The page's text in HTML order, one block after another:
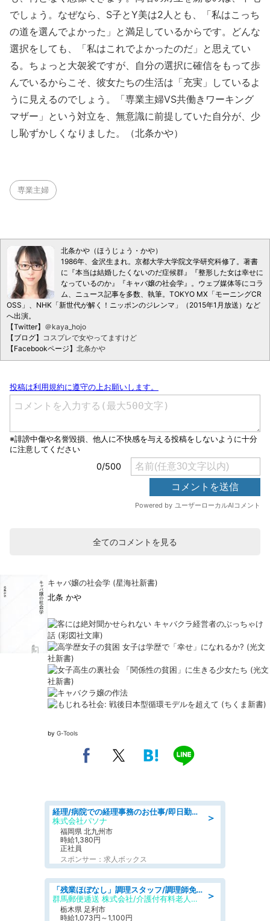
でしょう。なぜなら、S子とY美は2人とも、「私はこっち
の道を選んでよかった」と満足しているからです。どんな
選択をしても、「私はこれでよかったのだ」と思えてい
る。ちょっと大袈裟ですが、自分の選択に確信をもって歩
んでいるからこそ、彼女たちの生活は「充実」しているよ
うに見えるのでしょう。「専業主婦VS共働きワーキング
マザー」という対立を、無意識に前提していた自分が、少
し恥ずかしくなりました。（北条かや）
専業主婦
北条かや（ほうじょう・かや）
1986年、金沢生まれ。京都大学大学院文学研究科修了。著書
に『本当は結婚したくないのだ症候群』『整形した女は幸せに
なっているのか』『キャバ嬢の社会学』。ウェブ媒体等にコラ
ム、ニュース記事を多数、執筆。TOKYO MX「モーニングCR
OSS」、NHK「新世代が解く！ニッポンのジレンマ」（2015年1月放送）など
へ出演。
【Twitter】 ＠kaya_hojo
【ブログ】 コスプレで女やってますけど
【Facebookページ】 北条かや
全てのコメントを見る
キャバ嬢の社会学 (星海社新書)
北条 かや
by G-Tools
＞
経理/病院での経理事務のお仕事/即日勤務可/車通勤可/経理/一般事務
株式会社パソナ
福岡県 北九州市
時給1,380円
正社員
スポンサー：求人ボックス
＞
「残業ほぼなし」調理スタッフ/調理師免許必須/正職員/日勤のみ/介護付き有料老人ホーム/社会保障完備
群馬郵便逓送 株式会社/介護付有料老人ホーム ふる里
栃木県 足利市
時給1,073円～1,100円